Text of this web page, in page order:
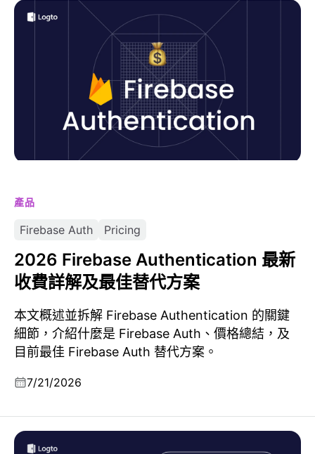
產品
Firebase Auth Pricing
2026 Firebase Authentication 最新
收費詳解及最佳替代方案
本文概述並拆解 Firebase Authentication 的關鍵
細節，介紹什麼是 Firebase Auth、價格總結，及
目前最佳 Firebase Auth 替代方案。
7/21/2026
2026 Firebase Authentication 最新收費詳解及最佳替代
方案
如何選擇身份供應商：工程團隊的評估框架